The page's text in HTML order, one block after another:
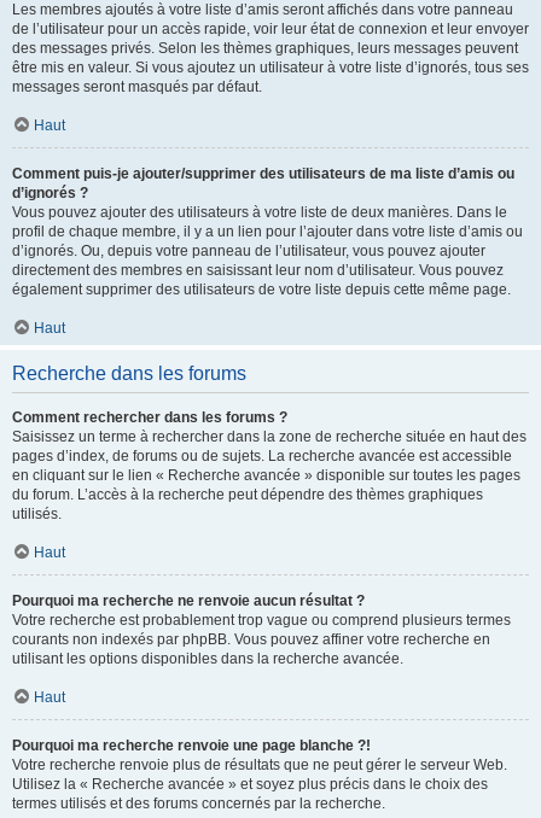
Les membres ajoutés à votre liste d’amis seront affichés dans votre panneau
de l’utilisateur pour un accès rapide, voir leur état de connexion et leur envoyer
des messages privés. Selon les thèmes graphiques, leurs messages peuvent
être mis en valeur. Si vous ajoutez un utilisateur à votre liste d’ignorés, tous ses
messages seront masqués par défaut.
Haut
Comment puis-je ajouter/supprimer des utilisateurs de ma liste d’amis ou
d’ignorés ?
Vous pouvez ajouter des utilisateurs à votre liste de deux manières. Dans le
profil de chaque membre, il y a un lien pour l’ajouter dans votre liste d’amis ou
d’ignorés. Ou, depuis votre panneau de l’utilisateur, vous pouvez ajouter
directement des membres en saisissant leur nom d’utilisateur. Vous pouvez
également supprimer des utilisateurs de votre liste depuis cette même page.
Haut
Recherche dans les forums
Comment rechercher dans les forums ?
Saisissez un terme à rechercher dans la zone de recherche située en haut des
pages d’index, de forums ou de sujets. La recherche avancée est accessible
en cliquant sur le lien « Recherche avancée » disponible sur toutes les pages
du forum. L’accès à la recherche peut dépendre des thèmes graphiques
utilisés.
Haut
Pourquoi ma recherche ne renvoie aucun résultat ?
Votre recherche est probablement trop vague ou comprend plusieurs termes
courants non indexés par phpBB. Vous pouvez affiner votre recherche en
utilisant les options disponibles dans la recherche avancée.
Haut
Pourquoi ma recherche renvoie une page blanche ?!
Votre recherche renvoie plus de résultats que ne peut gérer le serveur Web.
Utilisez la « Recherche avancée » et soyez plus précis dans le choix des
termes utilisés et des forums concernés par la recherche.